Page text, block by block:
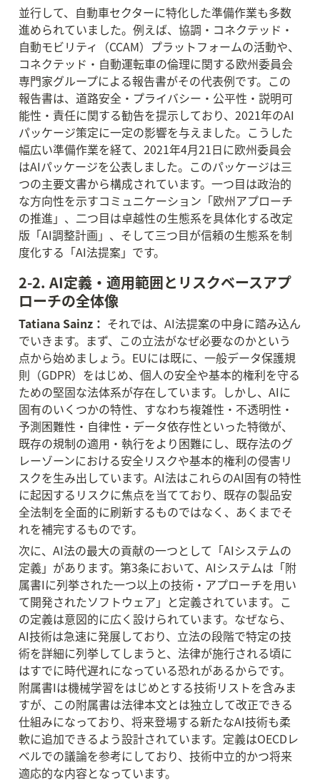
並行して、自動車セクターに特化した準備作業も多数
進められていました。例えば、協調・コネクテッド・
自動モビリティ（CCAM）プラットフォームの活動や、
コネクテッド・自動運転車の倫理に関する欧州委員会
専門家グループによる報告書がその代表例です。この
報告書は、道路安全・プライバシー・公平性・説明可
能性・責任に関する勧告を提示しており、2021年のAI
パッケージ策定に一定の影響を与えました。こうした
幅広い準備作業を経て、2021年4月21日に欧州委員会
はAIパッケージを公表しました。このパッケージは三
つの主要文書から構成されています。一つ目は政治的
な方向性を示すコミュニケーション「欧州アプローチ
の推進」、二つ目は卓越性の生態系を具体化する改定
版「AI調整計画」、そして三つ目が信頼の生態系を制
度化する「AI法提案」です。
2-2. AI定義・適用範囲とリスクベースアプ
ローチの全体像
Tatiana Sainz： それでは、AI法提案の中身に踏み込ん
でいきます。まず、この立法がなぜ必要なのかという
点から始めましょう。EUには既に、一般データ保護規
則（GDPR）をはじめ、個人の安全や基本的権利を守る
ための堅固な法体系が存在しています。しかし、AIに
固有のいくつかの特性、すなわち複雑性・不透明性・
予測困難性・自律性・データ依存性といった特徴が、
既存の規制の適用・執行をより困難にし、既存法のグ
レーゾーンにおける安全リスクや基本的権利の侵害リ
スクを生み出しています。AI法はこれらのAI固有の特性
に起因するリスクに焦点を当てており、既存の製品安
全法制を全面的に刷新するものではなく、あくまでそ
れを補完するものです。
次に、AI法の最大の貢献の一つとして「AIシステムの
定義」があります。第3条において、AIシステムは「附
属書Iに列挙された一つ以上の技術・アプローチを用い
て開発されたソフトウェア」と定義されています。こ
の定義は意図的に広く設けられています。なぜなら、
AI技術は急速に発展しており、立法の段階で特定の技
術を詳細に列挙してしまうと、法律が施行される頃に
はすでに時代遅れになっている恐れがあるからです。
附属書Iは機械学習をはじめとする技術リストを含みま
すが、この附属書は法律本文とは独立して改正できる
仕組みになっており、将来登場する新たなAI技術も柔
軟に追加できるよう設計されています。定義はOECDレ
ベルでの議論を参考にしており、技術中立的かつ将来
適応的な内容となっています。